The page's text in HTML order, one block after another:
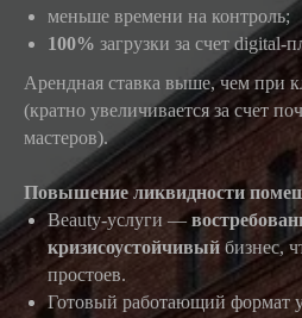
меньше времени на контроль;
100% загрузки за счет digital-
Арендная ставка выше, чем при
(кратно увеличивается за счет
мастеров).
Повышение ликвидности
Beauty-услуги —
кризисоустойчивый бизнес,
простоев.
Готовый работающий формат